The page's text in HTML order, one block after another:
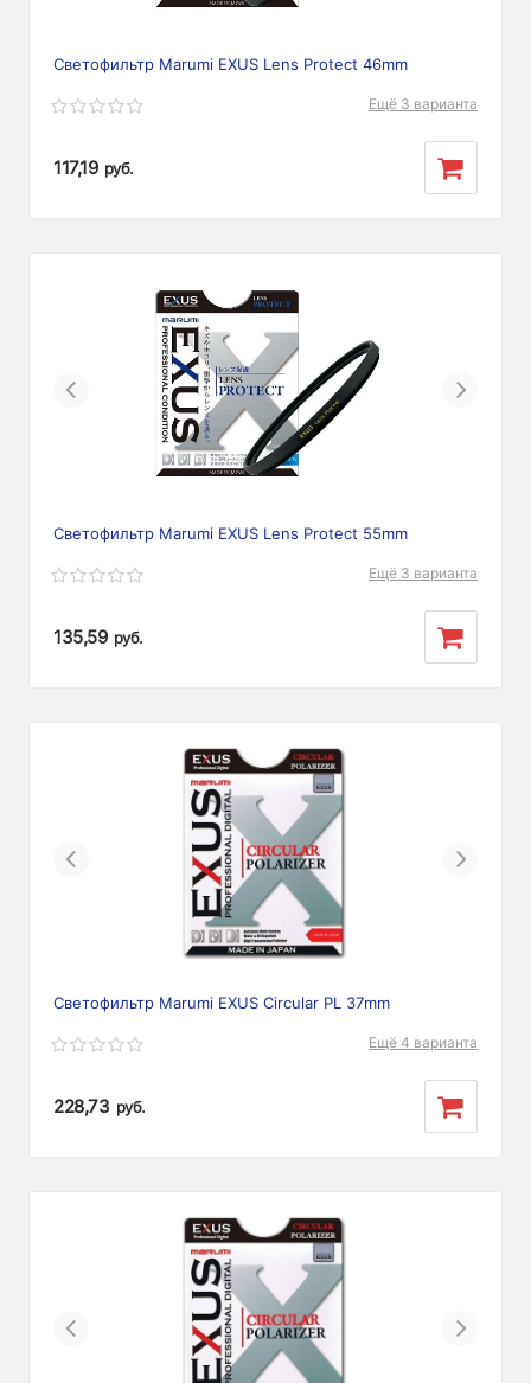
Светофильтр Marumi EXUS Lens Protect 46mm
Ещё 3 варианта
117,19 руб.
Previous Next
Светофильтр Marumi EXUS Lens Protect 55mm
Ещё 3 варианта
135,59 руб.
Previous Next
Светофильтр Marumi EXUS Circular PL 37mm
Ещё 4 варианта
228,73 руб.
Previous Next